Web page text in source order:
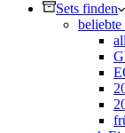
Sets finden